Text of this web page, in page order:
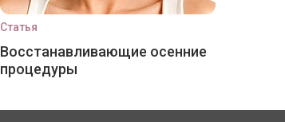
Статья
Восстанавливающие осенние
процедуры